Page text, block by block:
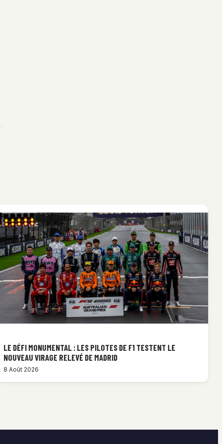
LE DÉFI MONUMENTAL : LES PILOTES DE F1 TESTENT LE
NOUVEAU VIRAGE RELEVÉ DE MADRID
8 Août 2026